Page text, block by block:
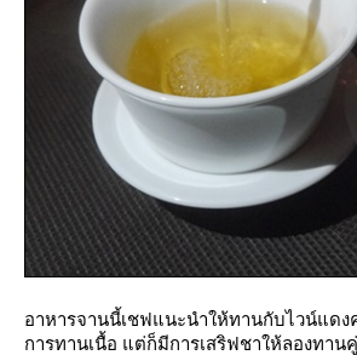
อาหารจานนี้เชฟแนะนำให้ทานกับไวน์แดง
การทานเนื้อ แต่ก็มีการเสริฟชาให้ลองทา